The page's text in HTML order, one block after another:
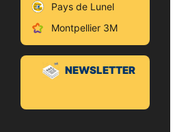
Pays de Lunel
Montpellier 3M
NEWSLETTER